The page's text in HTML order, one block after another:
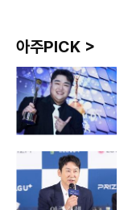
아주PICK >